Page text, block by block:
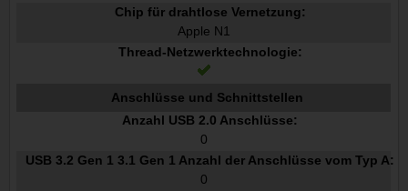
Chip für drahtlose Vernetzung:
Apple N1
Thread-Netzwerktechnologie:
Anschlüsse und Schnittstellen
Anzahl USB 2.0 Anschlüsse:
0
USB 3.2 Gen 1 3.1 Gen 1 Anzahl der Anschlüsse vom Typ A:
0